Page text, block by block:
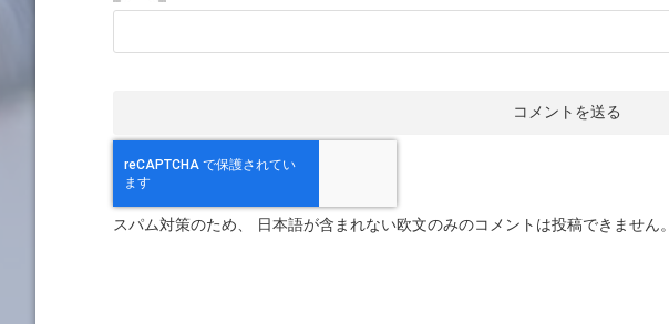
スパム対策のため、 日本語が含まれない欧文のみのコメントは投稿できません。